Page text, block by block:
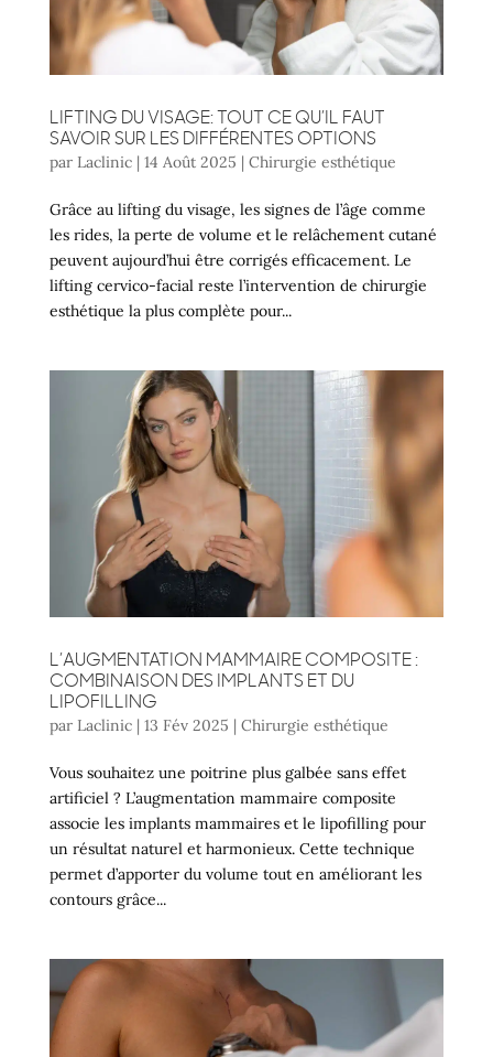
LIFTING DU VISAGE: TOUT CE QU’IL FAUT
SAVOIR SUR LES DIFFÉRENTES OPTIONS
par Laclinic| 14 Août 2025 | Chirurgie esthétique
Grâce au lifting du visage, les signes de l’âge comme
les rides, la perte de volume et le relâchement cutané
peuvent aujourd’hui être corrigés efficacement. Le
lifting cervico-facial reste l’intervention de chirurgie
esthétique la plus complète pour...
L’AUGMENTATION MAMMAIRE COMPOSITE :
COMBINAISON DES IMPLANTS ET DU
LIPOFILLING
par Laclinic| 13 Fév 2025 | Chirurgie esthétique
Vous souhaitez une poitrine plus galbée sans effet
artificiel ? L’augmentation mammaire composite
associe les implants mammaires et le lipofilling pour
un résultat naturel et harmonieux. Cette technique
permet d’apporter du volume tout en améliorant les
contours grâce...